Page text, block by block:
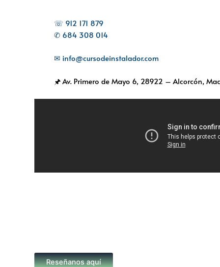
☏ 912 171 879
✆ 684 308 014
✉ info@cursodeinstalador.com
🖈 Av. Primero de Mayo 6, 28922 – Alcorcón,
Reseñanos aquí